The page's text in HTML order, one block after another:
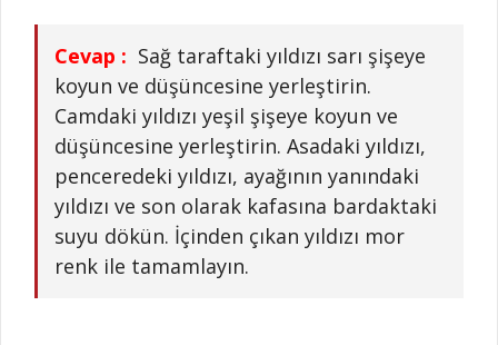
Cevap : Sağ taraftaki yıldızı sarı şişeye
koyun ve düşüncesine yerleştirin.
Camdaki yıldızı yeşil şişeye koyun ve
düşüncesine yerleştirin. Asadaki yıldızı,
penceredeki yıldızı, ayağının yanındaki
yıldızı ve son olarak kafasına bardaktaki
suyu dökün. İçinden çıkan yıldızı mor
renk ile tamamlayın.